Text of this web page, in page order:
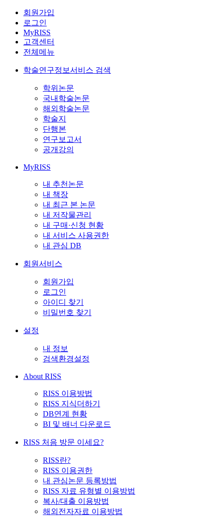
회원가입
로그인
MyRISS
고객센터
전체메뉴
학술연구정보서비스 검색
학위논문
국내학술논문
해외학술논문
학술지
단행본
연구보고서
공개강의
MyRISS
내 추천논문
내 책장
내 최근 본 논문
내 저작물관리
내 구매·신청 현황
내 서비스 사용권한
내 관심 DB
회원서비스
회원가입
로그인
아이디 찾기
비밀번호 찾기
설정
내 정보
검색환경설정
About RISS
RISS 이용방법
RISS 지식더하기
DB연계 현황
BI 및 배너 다운로드
RISS 처음 방문 이세요?
RISS란?
RISS 이용권한
내 관심논문 등록방법
RISS 자료 유형별 이용방법
복사/대출 이용방법
해외전자자료 이용방법